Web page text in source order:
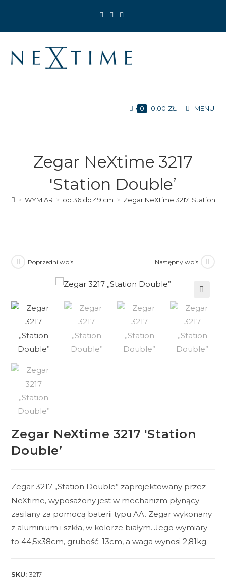
0 0,00 ZŁ MENU
Zegar NeXtime 3217
'Station Double’
> WYMIAR > od 36 do 49 cm > Zegar NeXtime 3217 'Station
Poprzedni wpis Następny wpis
🔍
Zegar NeXtime 3217 'Station
Double’
Zegar 3217 „Station Double” zaprojektowany przez
NeXtime, wyposażony jest w mechanizm płynący
zasilany za pomocą baterii typu AA. Zegar wykonany
z aluminium i szkła, w kolorze białym. Jego wymiary
to 44,5x38cm, grubość: 13cm, a waga wynosi 2,81kg.
SKU:3217